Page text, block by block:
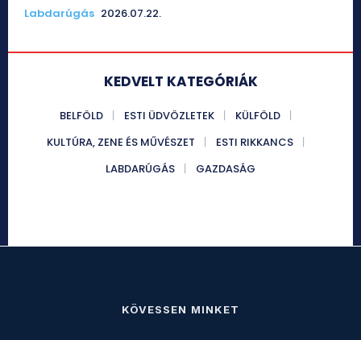
Labdarúgás 2026.07.22.
KEDVELT KATEGÓRIÁK
BELFÖLD ESTI ÜDVÖZLETEK
KÜLFÖLD
KULTÚRA, ZENE ÉS MŰVÉSZET
ESTI RIKKANCS
LABDARÚGÁS
GAZDASÁG
KÖVESSEN MINKET